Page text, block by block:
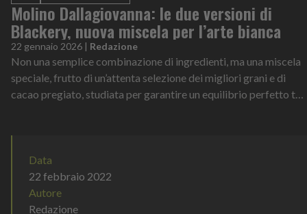
Molino Dallagiovanna: le due versioni di
Blackery, nuova miscela per l’arte bianca
22 gennaio 2026 | Redazione
Non una semplice combinazione di ingredienti, ma una miscela
speciale, frutto di un’attenta selezione dei migliori grani e di
cacao pregiato, studiata per garantire un equilibrio perfetto tra
Data
22 febbraio 2022
Autore
Redazione